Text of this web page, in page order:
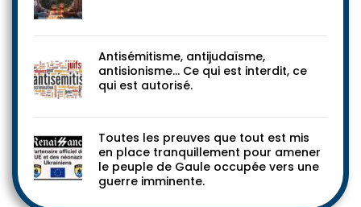
Antisémitisme, antijudaïsme,
antisionisme… Ce qui est interdit, ce
qui est autorisé.
Toutes les preuves que tout est mis
en place tranquillement pour amener
le peuple de Gaule occupée vers une
guerre imminente.